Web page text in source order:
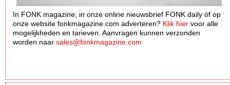
In FONK magazine, in onze online nieuwsbrief FONK daily óf op
onze website fonkmagazine.com adverteren? Klik hier voor alle
mogelijkheden en tarieven. Aanvragen kunnen verzonden
worden naar sales@fonkmagazine.com